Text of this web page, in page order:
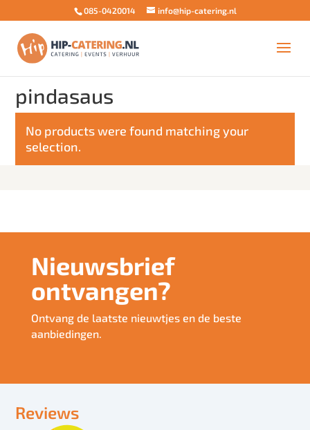
085-0420014 info@hip-catering.nl
pindasaus
No products were found matching your
selection.
Nieuwsbrief
ontvangen?
Ontvang de laatste nieuwtjes en de beste
aanbiedingen.
Reviews